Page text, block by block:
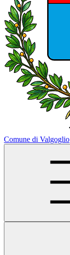
Comune di Valgoglio